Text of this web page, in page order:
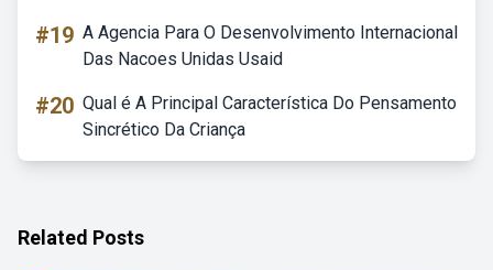
#19 A Agencia Para O Desenvolvimento Internacional
Das Nacoes Unidas Usaid
#20 Qual é A Principal Característica Do Pensamento
Sincrético Da Criança
Related Posts